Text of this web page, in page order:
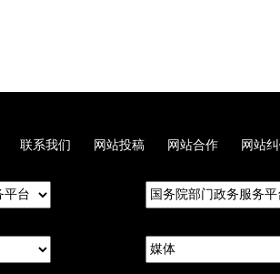
联系我们 网站投稿 网站合作 网站